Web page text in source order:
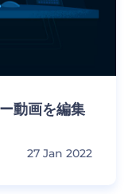
動画を編集
27 Jan 2022